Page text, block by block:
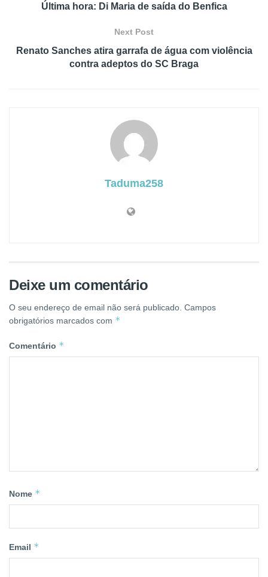
Última hora: Di Maria de saída do Benfica
Next Post
Renato Sanches atira garrafa de água com violência
contra adeptos do SC Braga
Taduma258
Deixe um comentário
O seu endereço de email não será publicado. Campos
obrigatórios marcados com *
Comentário *
Nome *
Email *